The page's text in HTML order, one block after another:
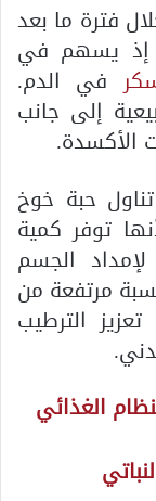
فترة ما بعد
إذ يسهم في
في الدم.
إلى جانب
الأكسدة.
حبة خوخ
توفر كمية
لإمداد الجسم
مرتفعة من
على تعزيز الترطيب
النظام الغذائي